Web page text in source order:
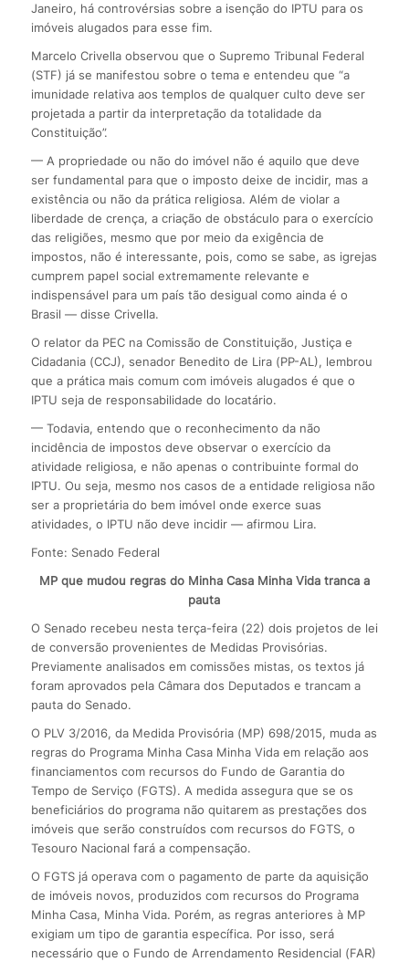
Janeiro, há controvérsias sobre a isenção do IPTU para os
imóveis alugados para esse fim.
Marcelo Crivella observou que o Supremo Tribunal Federal
(STF) já se manifestou sobre o tema e entendeu que “a
imunidade relativa aos templos de qualquer culto deve ser
projetada a partir da interpretação da totalidade da
Constituição”.
— A propriedade ou não do imóvel não é aquilo que deve
ser fundamental para que o imposto deixe de incidir, mas a
existência ou não da prática religiosa. Além de violar a
liberdade de crença, a criação de obstáculo para o exercício
das religiões, mesmo que por meio da exigência de
impostos, não é interessante, pois, como se sabe, as igrejas
cumprem papel social extremamente relevante e
indispensável para um país tão desigual como ainda é o
Brasil — disse Crivella.
O relator da PEC na Comissão de Constituição, Justiça e
Cidadania (CCJ), senador Benedito de Lira (PP-AL), lembrou
que a prática mais comum com imóveis alugados é que o
IPTU seja de responsabilidade do locatário.
— Todavia, entendo que o reconhecimento da não
incidência de impostos deve observar o exercício da
atividade religiosa, e não apenas o contribuinte formal do
IPTU. Ou seja, mesmo nos casos de a entidade religiosa não
ser a proprietária do bem imóvel onde exerce suas
atividades, o IPTU não deve incidir — afirmou Lira.
Fonte: Senado Federal
MP que mudou regras do Minha Casa Minha Vida tranca a
pauta
O Senado recebeu nesta terça-feira (22) dois projetos de lei
de conversão provenientes de Medidas Provisórias.
Previamente analisados em comissões mistas, os textos já
foram aprovados pela Câmara dos Deputados e trancam a
pauta do Senado.
O PLV 3/2016, da Medida Provisória (MP) 698/2015, muda as
regras do Programa Minha Casa Minha Vida em relação aos
financiamentos com recursos do Fundo de Garantia do
Tempo de Serviço (FGTS). A medida assegura que se os
beneficiários do programa não quitarem as prestações dos
imóveis que serão construídos com recursos do FGTS, o
Tesouro Nacional fará a compensação.
O FGTS já operava com o pagamento de parte da aquisição
de imóveis novos, produzidos com recursos do Programa
Minha Casa, Minha Vida. Porém, as regras anteriores à MP
exigiam um tipo de garantia específica. Por isso, será
necessário que o Fundo de Arrendamento Residencial (FAR)